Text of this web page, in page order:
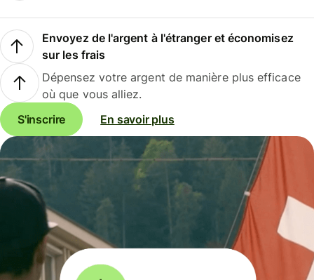
Envoyez de l'argent à l'étranger et économisez
sur les frais
Dépensez votre argent de manière plus efficace
où que vous alliez.
S'inscrire
En savoir plus